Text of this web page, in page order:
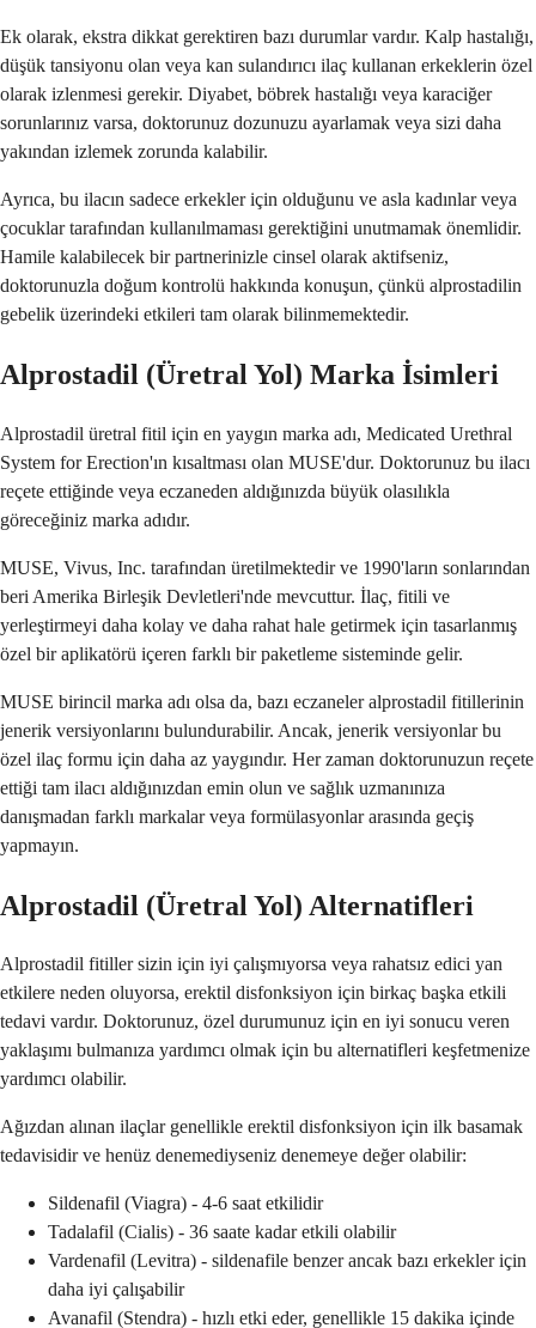
Ek olarak, ekstra dikkat gerektiren bazı durumlar vardır. Kalp hastalığı,
düşük tansiyonu olan veya kan sulandırıcı ilaç kullanan erkeklerin özel
olarak izlenmesi gerekir. Diyabet, böbrek hastalığı veya karaciğer
sorunlarınız varsa, doktorunuz dozunuzu ayarlamak veya sizi daha
yakından izlemek zorunda kalabilir.
Ayrıca, bu ilacın sadece erkekler için olduğunu ve asla kadınlar veya
çocuklar tarafından kullanılmaması gerektiğini unutmamak önemlidir.
Hamile kalabilecek bir partnerinizle cinsel olarak aktifseniz,
doktorunuzla doğum kontrolü hakkında konuşun, çünkü alprostadilin
gebelik üzerindeki etkileri tam olarak bilinmemektedir.
Alprostadil (Üretral Yol) Marka İsimleri
Alprostadil üretral fitil için en yaygın marka adı, Medicated Urethral
System for Erection'ın kısaltması olan MUSE'dur. Doktorunuz bu ilacı
reçete ettiğinde veya eczaneden aldığınızda büyük olasılıkla
göreceğiniz marka adıdır.
MUSE, Vivus, Inc. tarafından üretilmektedir ve 1990'ların sonlarından
beri Amerika Birleşik Devletleri'nde mevcuttur. İlaç, fitili ve
yerleştirmeyi daha kolay ve daha rahat hale getirmek için tasarlanmış
özel bir aplikatörü içeren farklı bir paketleme sisteminde gelir.
MUSE birincil marka adı olsa da, bazı eczaneler alprostadil fitillerinin
jenerik versiyonlarını bulundurabilir. Ancak, jenerik versiyonlar bu
özel ilaç formu için daha az yaygındır. Her zaman doktorunuzun reçete
ettiği tam ilacı aldığınızdan emin olun ve sağlık uzmanınıza
danışmadan farklı markalar veya formülasyonlar arasında geçiş
yapmayın.
Alprostadil (Üretral Yol) Alternatifleri
Alprostadil fitiller sizin için iyi çalışmıyorsa veya rahatsız edici yan
etkilere neden oluyorsa, erektil disfonksiyon için birkaç başka etkili
tedavi vardır. Doktorunuz, özel durumunuz için en iyi sonucu veren
yaklaşımı bulmanıza yardımcı olmak için bu alternatifleri keşfetmenize
yardımcı olabilir.
Ağızdan alınan ilaçlar genellikle erektil disfonksiyon için ilk basamak
tedavisidir ve henüz denemediyseniz denemeye değer olabilir:
Sildenafil (Viagra) - 4-6 saat etkilidir
Tadalafil (Cialis) - 36 saate kadar etkili olabilir
Vardenafil (Levitra) - sildenafile benzer ancak bazı erkekler için
daha iyi çalışabilir
Avanafil (Stendra) - hızlı etki eder, genellikle 15 dakika içinde